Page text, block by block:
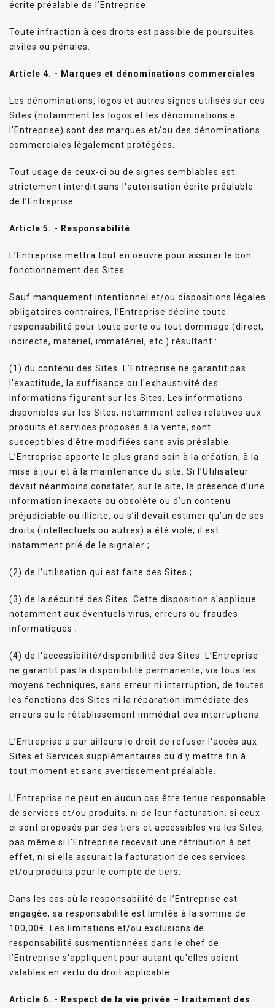
écrite préalable de l’Entreprise.
Toute infraction à ces droits est passible de poursuites
civiles ou pénales.
Article 4. - Marques et dénominations commerciales
Les dénominations, logos et autres signes utilisés sur ces
Sites (notamment les logos et les dénominations e
l’Entreprise) sont des marques et/ou des dénominations
commerciales légalement protégées.
Tout usage de ceux-ci ou de signes semblables est
strictement interdit sans l'autorisation écrite préalable
de l’Entreprise.
Article 5. - Responsabilité
L’Entreprise mettra tout en oeuvre pour assurer le bon
fonctionnement des Sites.
Sauf manquement intentionnel et/ou dispositions légales
obligatoires contraires, l’Entreprise décline toute
responsabilité pour toute perte ou tout dommage (direct,
indirecte, matériel, immatériel, etc.) résultant :
(1) du contenu des Sites. L’Entreprise ne garantit pas
l'exactitude, la suffisance ou l'exhaustivité des
informations figurant sur les Sites. Les informations
disponibles sur les Sites, notamment celles relatives aux
produits et services proposés à la vente, sont
susceptibles d'être modifiées sans avis préalable.
L’Entreprise apporte le plus grand soin à la création, à la
mise à jour et à la maintenance du site. Si l’Utilisateur
devait néanmoins constater, sur le site, la présence d’une
information inexacte ou obsolète ou d’un contenu
préjudiciable ou illicite, ou s’il devait estimer qu’un de ses
droits (intellectuels ou autres) a été violé, il est
instamment prié de le signaler ;
(2) de l'utilisation qui est faite des Sites ;
(3) de la sécurité des Sites. Cette disposition s'applique
notamment aux éventuels virus, erreurs ou fraudes
informatiques ;
(4) de l'accessibilité/disponibilité des Sites. L’Entreprise
ne garantit pas la disponibilité permanente, via tous les
moyens techniques, sans erreur ni interruption, de toutes
les fonctions des Sites ni la réparation immédiate des
erreurs ou le rétablissement immédiat des interruptions.
L’Entreprise a par ailleurs le droit de refuser l'accès aux
Sites et Services supplémentaires ou d'y mettre fin à
tout moment et sans avertissement préalable.
L’Entreprise ne peut en aucun cas être tenue responsable
de services et/ou produits, ni de leur facturation, si ceux-
ci sont proposés par des tiers et accessibles via les Sites,
pas même si l’Entreprise recevait une rétribution à cet
effet, ni si elle assurait la facturation de ces services
et/ou produits pour le compte de tiers.
Dans les cas où la responsabilité de l’Entreprise est
engagée, sa responsabilité est limitée à la somme de
100,00€. Les limitations et/ou exclusions de
responsabilité susmentionnées dans le chef de
l’Entreprise s'appliquent pour autant qu'elles soient
valables en vertu du droit applicable.
Article 6. - Respect de la vie privée – traitement des